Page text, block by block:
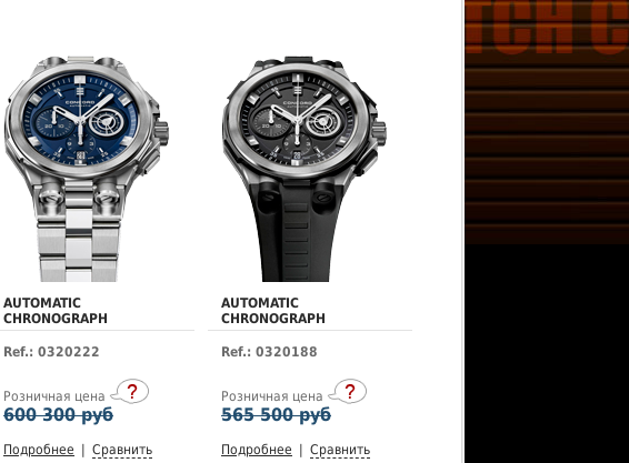
AUTOMATIC
CHRONOGRAPH
Ref.: 0320222
Розничная цена
600 300 руб
Подробнее Сравнить
AUTOMATIC
CHRONOGRAPH
Ref.: 0320188
Розничная цена
565 500 руб
Подробнее Сравнить